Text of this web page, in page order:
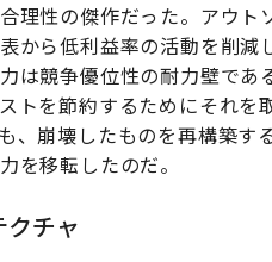
理性の傑作だった。アウ
から低利益率の活動を削
は競争優位性の耐力壁であ
トを節約するためにそれを
、崩壊したものを再構築
を移転したのだ。
チャ